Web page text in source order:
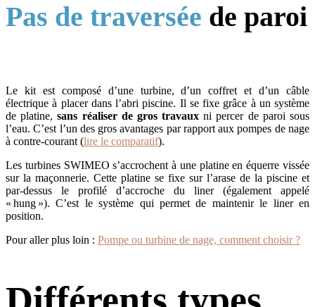
Pas de traversée de paroi
Le kit est composé d’une turbine, d’un coffret et d’un câble
électrique à placer dans l’abri piscine. Il se fixe grâce à un système
de platine,sans réaliser de gros travaux ni percer de paroi sous
l’eau. C’est l’un des gros avantages par rapport aux pompes de nage
à contre-courant (lire le comparatif).
Les turbines SWIMEO s’accrochent à une platine en équerre vissée
sur la maçonnerie. Cette platine se fixe sur l’arase de la piscine et
par-dessus le profilé d’accroche du liner (également appelé
« hung »). C’est le système qui permet de maintenir le liner en
position.
Pour aller plus loin : Pompe ou turbine de nage, comment choisir ?